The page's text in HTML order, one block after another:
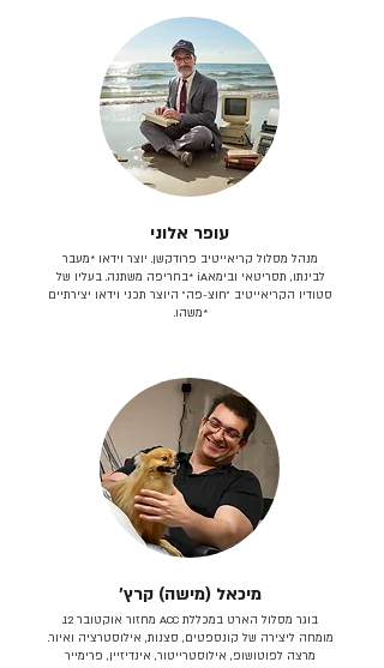
עופר אלוני
מנהל מסלול קריאייטיב פרודקשן. יוצר וידאו *מעבר
לבינתו, תסריטאי וב​ימאiA‎ *בחריפה משתנה. בעליו של
סטודיו הקריאייטיב ״חוצ-פה״ היוצר תכני וידאו יצירתיים
*משהו.
מיכאל (מישה) קרץ׳
בוגר מסלול הארט במכללת ACC מחזור אוקטובר 12.
מומחה ליצירה של קונספטים, סצנות, אילוסטרציה ואיור.
מרצה לפוטושופ, אילוסטרייטור, אינדיזיין, פרימייר